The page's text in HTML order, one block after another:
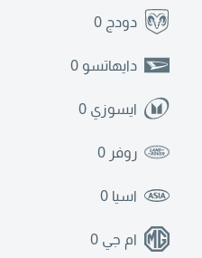
دودج 0
دايهاتسو 0
ايسوزي 0
روفر 0
اسيا 0
ام جي 0